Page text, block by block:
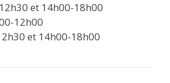
et 14h00-18h00
12h00
et 14h00-18h00